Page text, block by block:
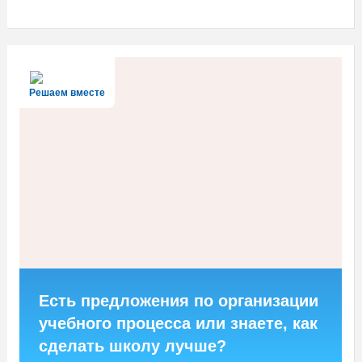
Решаем вместе
Есть предложения по организации
учебного процесса или знаете, как
сделать школу лучше?